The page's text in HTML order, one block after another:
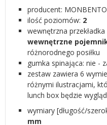
producent: MONBENTO
ilość poziomów: 2
wewnętrzna
wewnętrzne
różnorodnego posiłku
gumka spinająca: nie -
zestaw zawiera 6
różnymi ilustracjami,
lunch box będzie
wymiary [długość/
mm